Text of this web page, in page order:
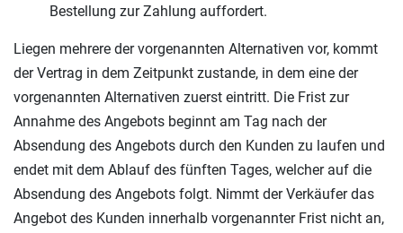
Bestellung zur Zahlung auffordert.
Liegen mehrere der vorgenannten Alternativen vor, kommt
der Vertrag in dem Zeitpunkt zustande, in dem eine der
vorgenannten Alternativen zuerst eintritt. Die Frist zur
Annahme des Angebots beginnt am Tag nach der
Absendung des Angebots durch den Kunden zu laufen und
endet mit dem Ablauf des fünften Tages, welcher auf die
Absendung des Angebots folgt. Nimmt der Verkäufer das
Angebot des Kunden innerhalb vorgenannter Frist nicht an,